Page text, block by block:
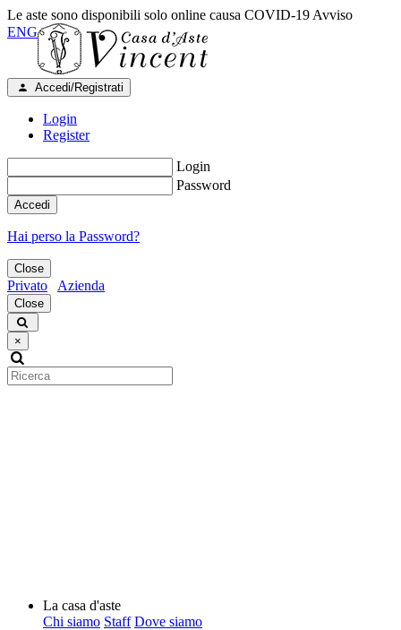
Le aste sono disponibili solo online causa COVID-19 Avviso
ENG
Accedi/Registrati
Login
Register
Login
Password
Accedi
Hai perso la Password?
Close
Privato Azienda
Close
×
La casa d'aste
Chi siamo Staff Dove siamo